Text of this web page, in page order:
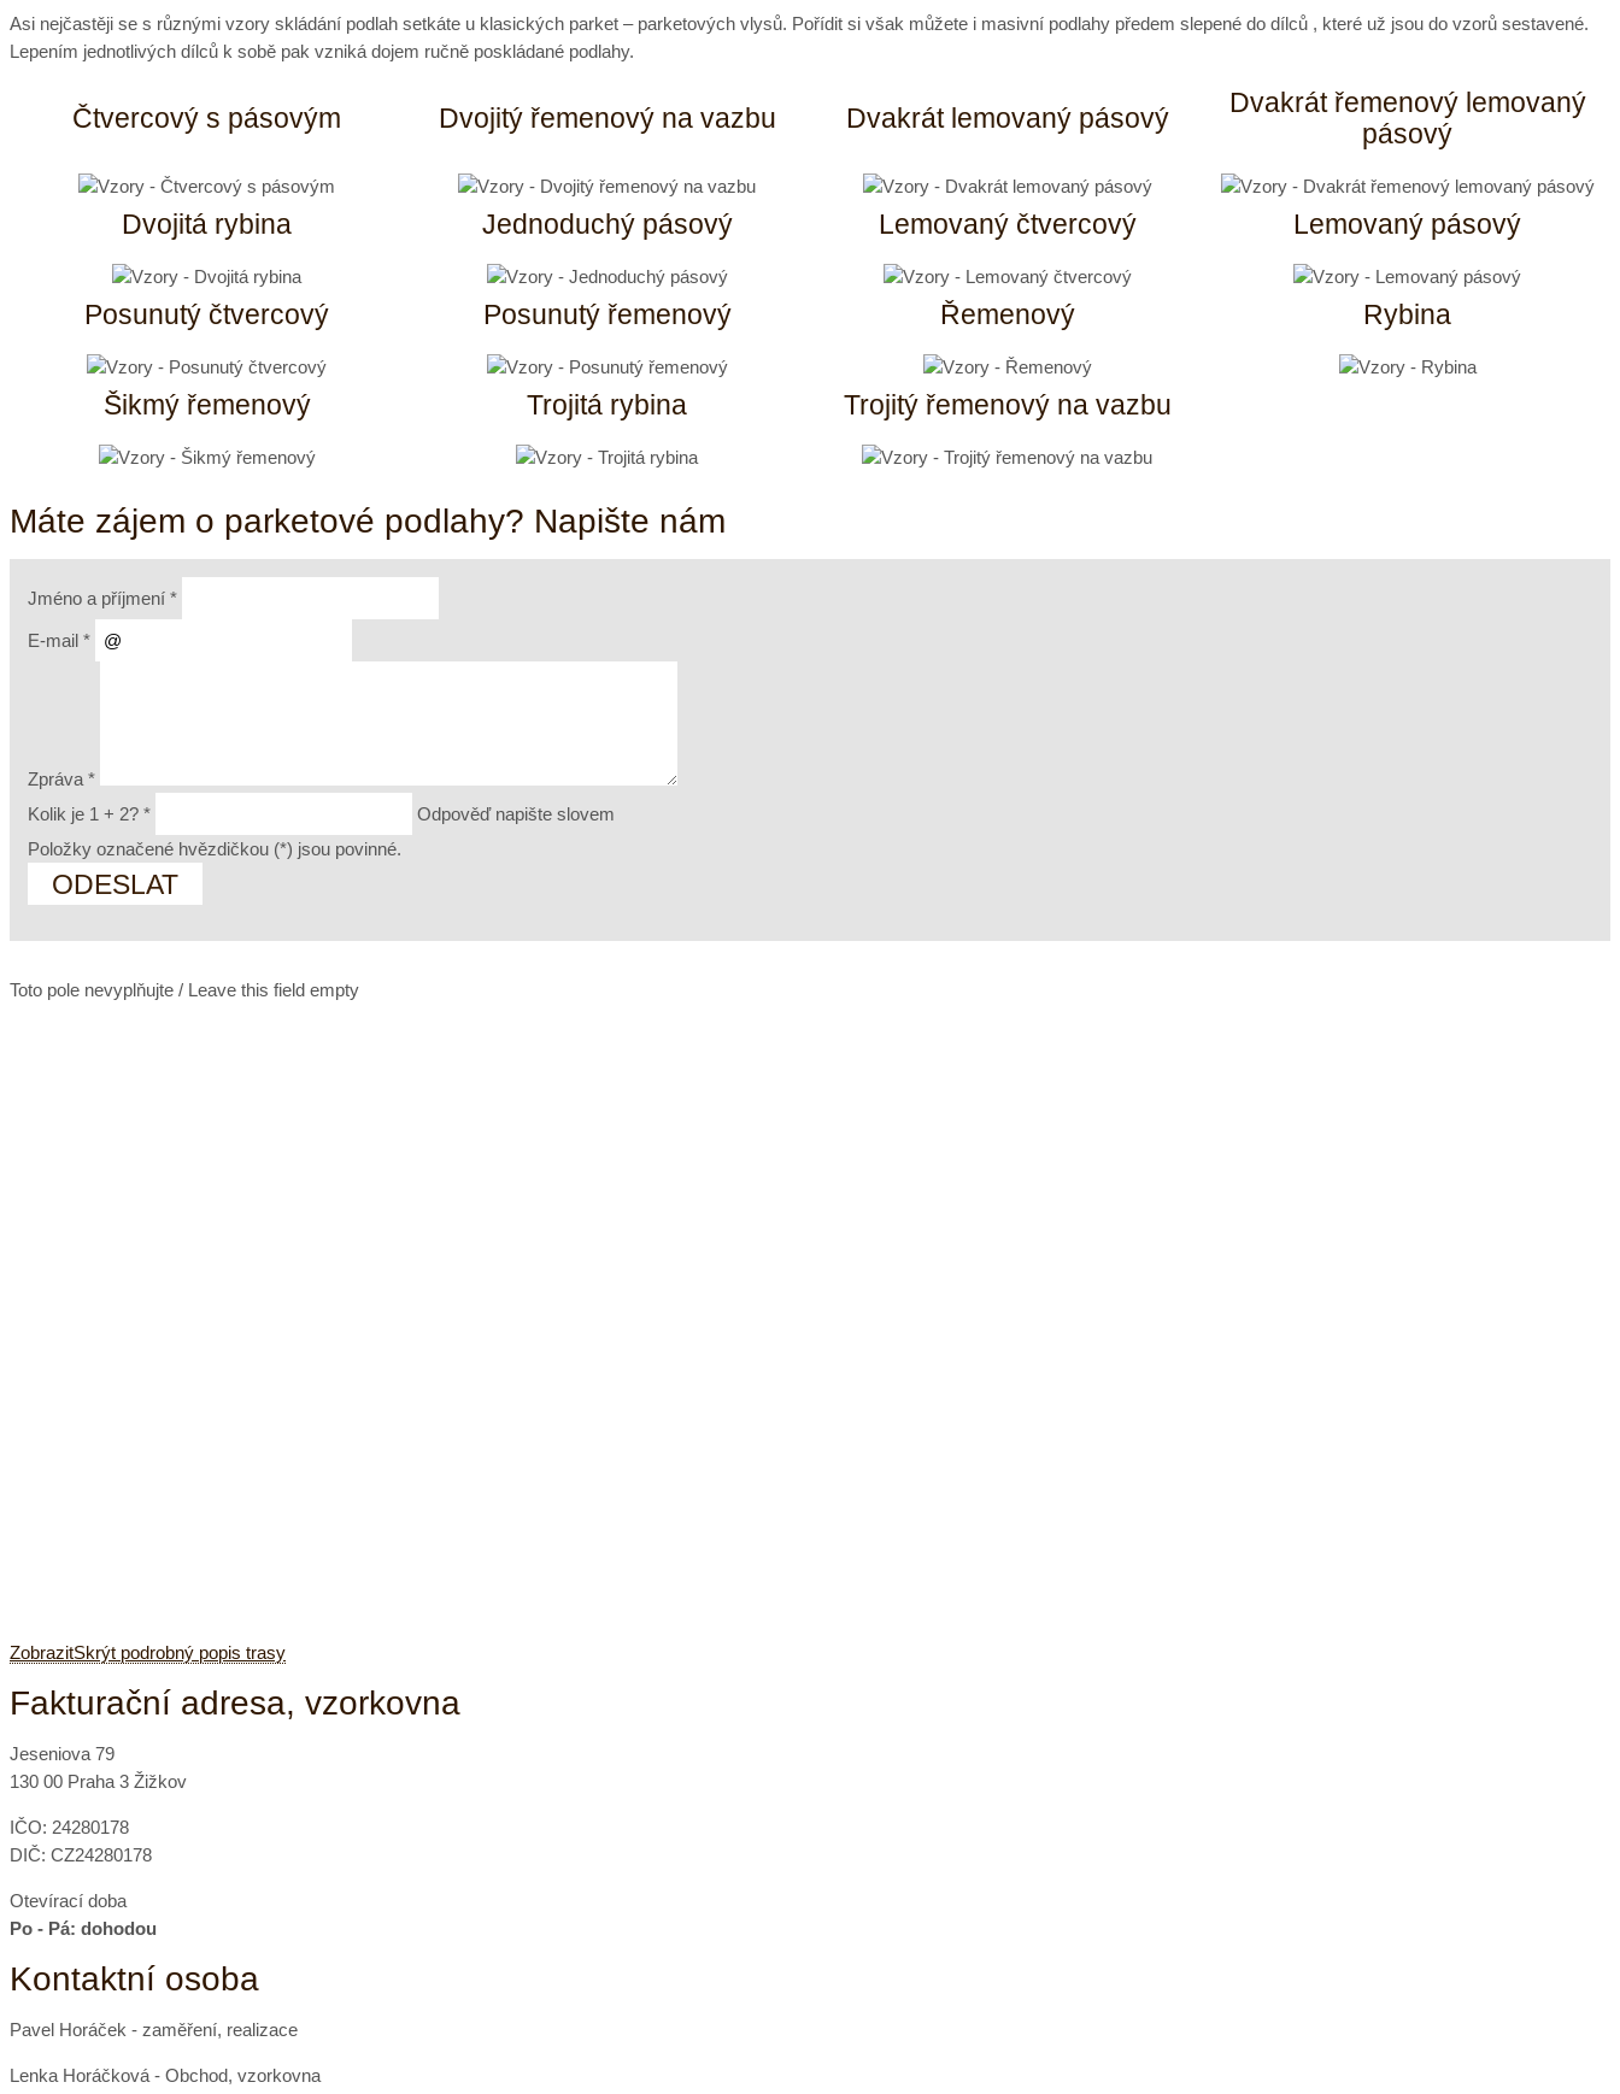
Asi nejčastěji se s různými vzory skládání podlah setkáte u klasických parket – parketových vlysů. Pořídit si však můžete i masivní podlahy předem slepené do dílců , které už jsou do vzorů sestavené.
Lepením jednotlivých dílců k sobě pak vzniká dojem ručně poskládané podlahy.
Čtvercový s pásovým Dvojitý řemenový na vazbu Dvakrát lemovaný pásový
Dvakrát řemenový lemovaný
pásový
Dvojitá rybina Jednoduchý pásový Lemovaný čtvercový Lemovaný pásový
Posunutý čtvercový Posunutý řemenový Řemenový Rybina
Šikmý řemenový Trojitá rybina Trojitý řemenový na vazbu
Máte zájem o parketové podlahy? Napište nám
Jméno a příjmení *
E-mail *
Zpráva *
Kolik je 1 + 2? *
Odpověď napište slovem
Položky označené hvězdičkou (*) jsou povinné.
Toto pole nevyplňujte / Leave this field empty
ZobrazitSkrýt podrobný popis trasy
Fakturační adresa, vzorkovna
Jeseniova 79
130 00 Praha 3 Žižkov
IČO: 24280178
DIČ: CZ24280178
Otevírací doba
Po - Pá: dohodou
Kontaktní osoba
Pavel Horáček - zaměření, realizace
Lenka Horáčková - Obchod, vzorkovna